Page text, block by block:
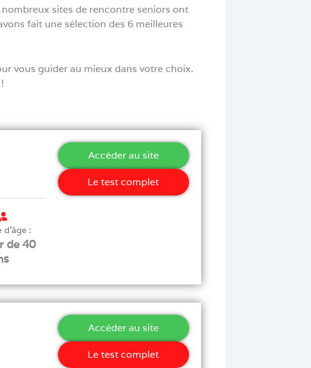
sites de rencontre seniors ont
fait une sélection des 6 meilleures
vous guider au mieux dans votre choix.
d'âge :
de 40
Accéder au site
Le test complet
Accéder au site
Le test complet